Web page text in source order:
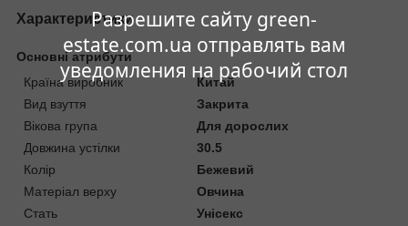
Разрешите сайту green-
estate.com.ua отправлять вам
уведомления на рабочий стол
Характеристики
Основні атрибути
Країна виробник
Китай
Вид взуття
Закрита
Вікова група
Для дорослих
Довжина устілки
30.5
Колір
Бежевий
Матеріал верху
Овчина
Стать
Унісекс